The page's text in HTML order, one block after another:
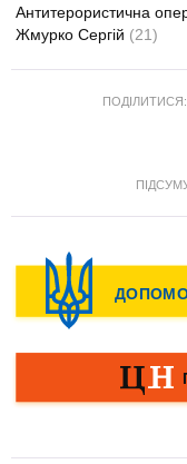
Антитерористична
Жмурко Сергій (21)
ПОДІЛИТИСЯ: